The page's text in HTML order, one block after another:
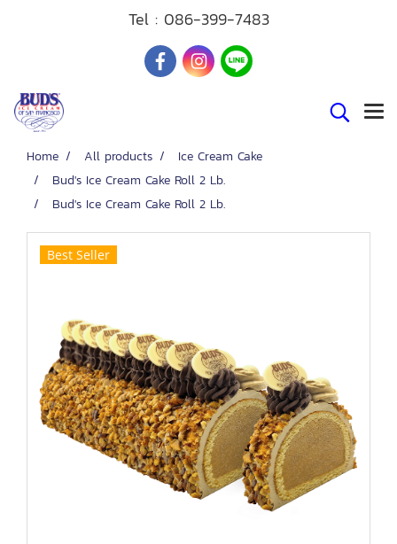
Tel : 086-399-7483
Home All products
Ice Cream Cake
Bud's Ice Cream Cake Roll 2 Lb.
Bud's Ice Cream Cake Roll 2 Lb.
Best Seller